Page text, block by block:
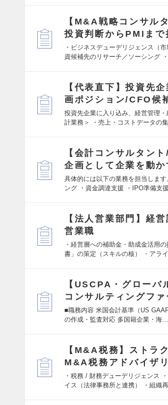
【M&A戦略コンサル
投資判断からPMIま
・ビジネスデューデリジェンス（
資候補先のリサーチ／ソーシング
【代表直下】投資先
画ポジション/CFO候
投資先企業に入り込み、経営管理
計業務＞ ・売上・コストデータの
【会計コンサルタン
企画として企業を動
具体的には以下の業務を担当しま
ング ・資金調達支援 ・IPO準備支
【法人営業部門】経
営業職
・経営層への補助金・助成金活用
書」の策定（スキルの核） ・アラ
【USCPA・グロー
コンサルティングファ
■職務内容 米国会計基準（US
の作成・監査対応 多国籍企業・海…
【M&A税務】ストラ
M&A税務アドバイザ
・税務 / 財務デューデリジェンス
イス（法律事務所と連携） ・組織